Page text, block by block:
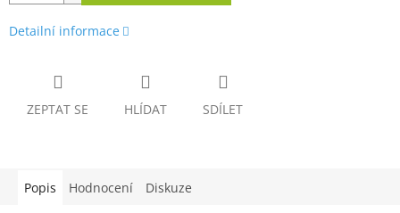
Detailní informace
ZEPTAT SE HLÍDAT SDÍLET
Popis Hodnocení Diskuze